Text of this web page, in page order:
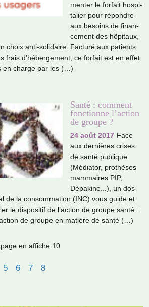
men­ter le for­fait hos­pi­
ta­lier pour répon­dre
aux besoins de finan­
ce­ment des hôpi­taux,
choix anti-soli­daire. Facturé aux patients
frais d’héber­ge­ment, ce for­fait est en effet
en charge par les (…)
Santé : comment
fonctionne l’action
de groupe ?
24 août 2017 Face
aux der­niè­res crises
de santé publi­que
(Médiator, pro­thè­ses
mam­mai­res PIP,
Dépakine...), un dos­
de la consom­ma­tion (INC) vous guide et
le dis­po­si­tif de l’action de groupe santé :
de groupe en matière de santé (…)
en affiche 10
5 6 7 8